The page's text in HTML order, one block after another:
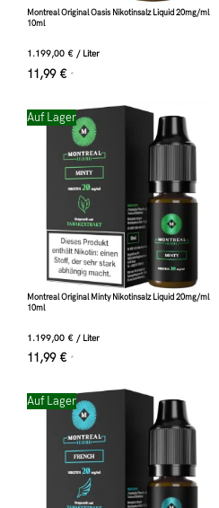
Montreal Original Oasis Nikotinsalz Liquid 20mg/ml
10ml
1.199,00 € / Liter
11,99 € *
Auf Lager
Montreal Original Minty Nikotinsalz Liquid 20mg/ml
10ml
1.199,00 € / Liter
11,99 € *
Auf Lager